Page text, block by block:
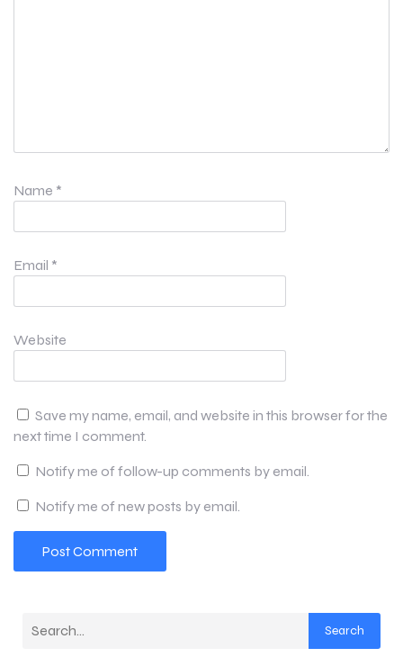
Name *
Email *
Website
Save my name, email, and website in this browser for the
next time I comment.
Notify me of follow-up comments by email.
Notify me of new posts by email.
Search